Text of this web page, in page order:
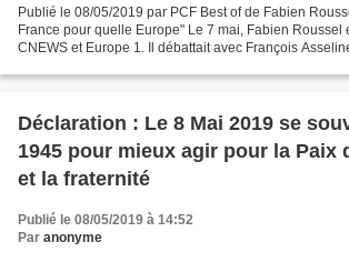
Publié le 08/05/2019 par PCF Best of de Fabien
France pour quelle Europe" Le 7 mai, Fabien Roussel
CNEWS et Europe 1. Il débattait avec François
Déclaration : Le 8 Mai 2019 se
1945 pour mieux agir pour la Paix
et la fraternité
Publié le 08/05/2019 à 14:52
Par anonyme